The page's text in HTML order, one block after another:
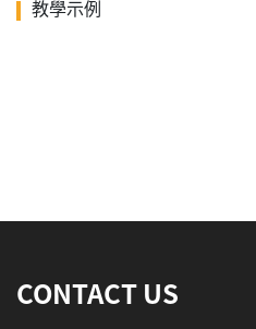
教學示例
CONTACT US